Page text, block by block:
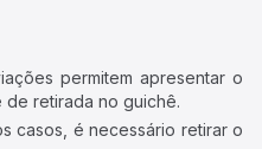
permitem apresentar o
retirada no guichê.
casos, é necessário retirar o